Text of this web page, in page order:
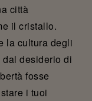
città
il cristallo.
la cultura degli
desiderio di
fosse
i tuoi